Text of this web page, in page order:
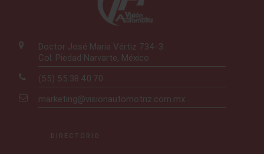
Doctor José María Vértiz 734-3
Col. Piedad Narvarte, México
(55) 55.38.40.70
marketing@visionautomotriz.com.mx
DIRECTORIO